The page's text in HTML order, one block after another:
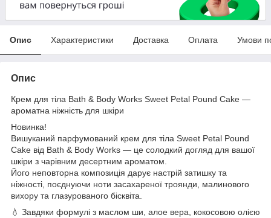
Опис Характеристики Доставка Оплата Умови
Опис
Крем для тіла Bath & Body Works Sweet Petal Pound Cake —
ароматна ніжність для шкіри
Новинка!
Вишуканий парфумований крем для тіла Sweet Petal Pound
Cake від Bath & Body Works — це солодкий догляд для вашої
шкіри з чарівним десертним ароматом.
Його неповторна композиція дарує настрій затишку та
ніжності, поєднуючи ноти засахареної троянди, малинового
вихору та глазурованого бісквіта.
💧 Завдяки формулі з маслом ши, алое вера, кокосовою олією